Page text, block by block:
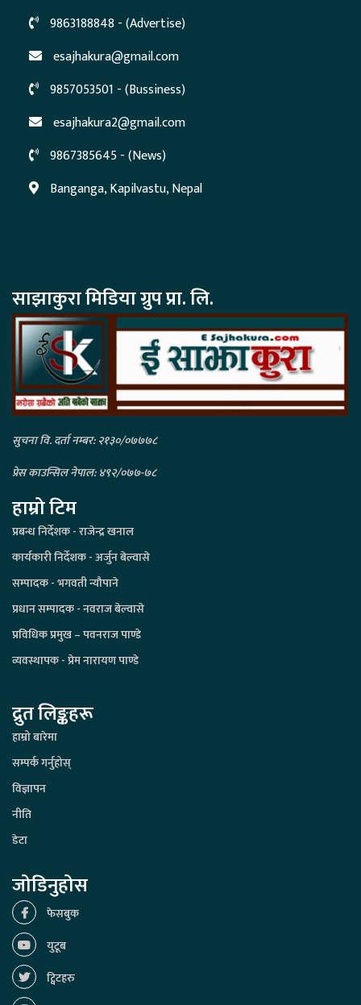
9863188848 - (Advertise)
esajhakura@gmail.com
9857053501 - (Bussiness)
esajhakura2@gmail.com
9867385645 - (News)
Banganga, Kapilvastu, Nepal
साझाकुरा मिडिया ग्रुप प्रा. लि.
सुचना वि. दर्ता नम्बर: २१३०/०७७७८
प्रेस काउन्सिल नेपाल: ४९२/०७७-७८
हाम्रो टिम
प्रबन्ध निर्देशक - राजेन्द्र खनाल
कार्यकारी निर्देशक - अर्जुन बेल्वासे
सम्पादक - भगवती न्यौपाने
प्रधान सम्पादक - नवराज बेल्वासे
प्रविधिक प्रमुख – पवनराज पाण्डे
व्यवस्थापक - प्रेम नारायण पाण्डे
द्रुत लिङ्कहरू
हाम्रो बारेमा
सम्पर्क गर्नुहोस्
विज्ञापन
नीति
डेटा
जोडिनुहोस
फेसबुक
युटूब
ट्विटहरु